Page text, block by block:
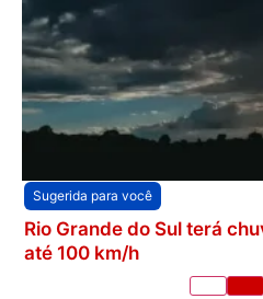
Sugerida para você
Rio Grande do Sul terá
até 100 km/h